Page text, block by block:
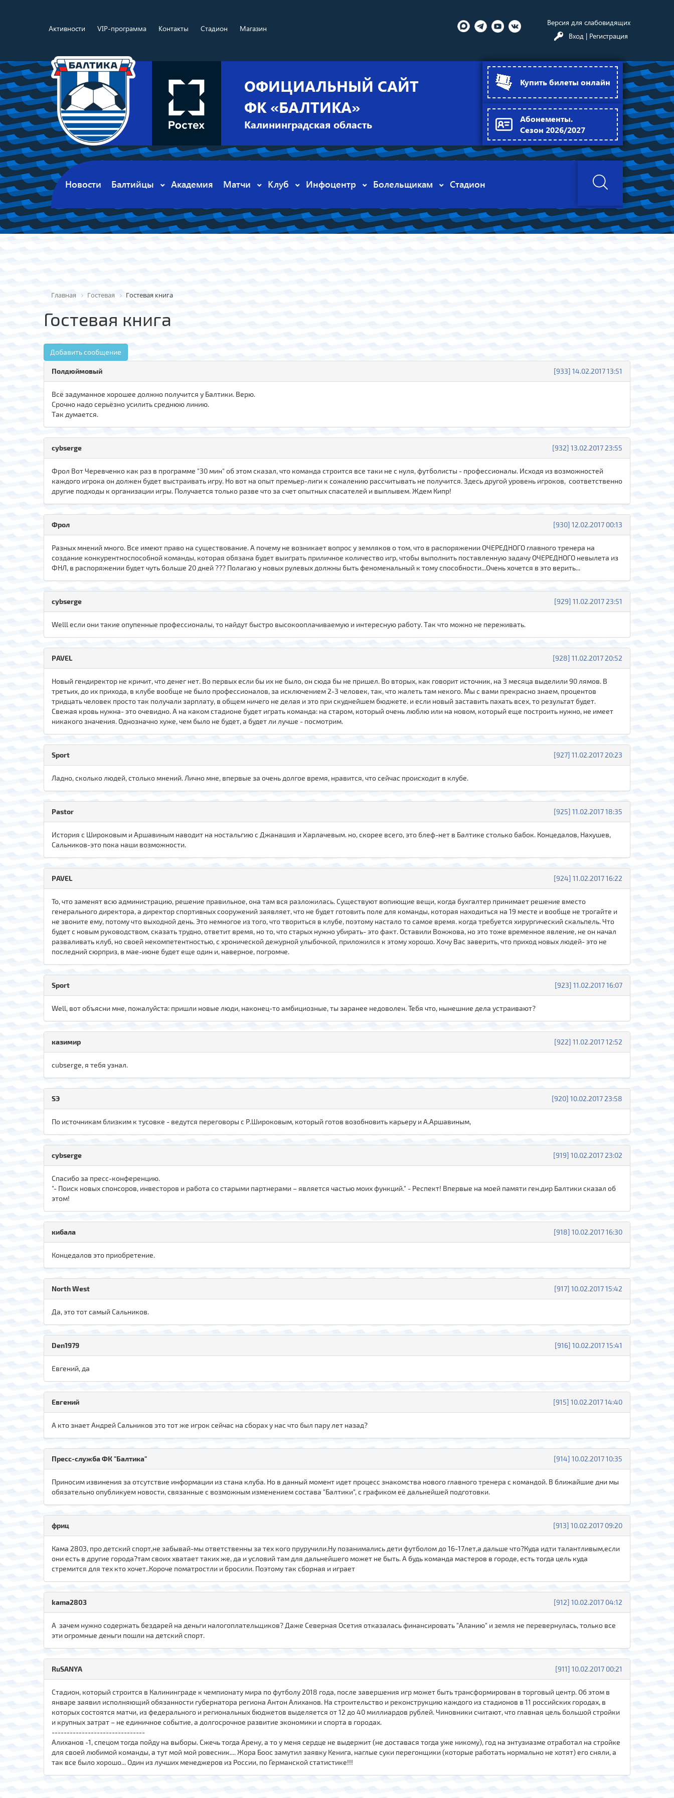
Активности VIP-программа Контакты Стадион Магазин
Версия для слабовидящих
Вход | Регистрация
ОФИЦИАЛЬНЫЙ САЙТ
ФК «БАЛТИКА»
Калининградская область
Купить билеты онлайн
Абонементы.
Сезон 2026/2027
Новости Балтийцы Академия Матчи Клуб Инфоцентр Болельщикам Стадион
Главная Гостевая Гостевая книга
Гостевая книга
Добавить сообщение
[933] 14.02.2017 13:51
Полдюймовый
Всё задуманное хорошее должно получится у Балтики. Верю.
Срочно надо серьёзно усилить среднюю линию.
Так думается.
[932] 13.02.2017 23:55
cybserge
Фрол Вот Черевченко как раз в программе "30 мин" об этом сказал, что команда строится все таки не с нуля, футболисты - профессионалы. Исходя из возможностей
каждого игрока он должен будет выстраивать игру. Но вот на опыт премьер-лиги к сожалению рассчитывать не получится. Здесь другой уровень игроков, соответственно
другие подходы к организации игры. Получается только разве что за счет опытных спасателей и выплывем. Ждем Кипр!
[930] 12.02.2017 00:13
Фрол
Разных мнений много. Все имеют право на существование. А почему не возникает вопрос у земляков о том, что в распоряжении ОЧЕРЕДНОГО главного тренера на
создание конкурентноспособной команды, которая обязана будет выиграть приличное количество игр, чтобы выполнить поставленную задачу ОЧЕРЕДНОГО невылета из
ФНЛ, в распоряжении будет чуть больше 20 дней ??? Полагаю у новых рулевых должны быть феноменальный к тому способности...Очень хочется в это верить...
[929] 11.02.2017 23:51
cybserge
Welll если они такие опупенные профессионалы, то найдут быстро высокооплачиваемую и интересную работу. Так что можно не переживать.
[928] 11.02.2017 20:52
PAVEL
Новый гендиректор не кричит, что денег нет. Во первых если бы их не было, он сюда бы не пришел. Во вторых, как говорит источник, на 3 месяца выделили 90 лямов. В
третьих, до их прихода, в клубе вообще не было профессионалов, за исключением 2-3 человек, так, что жалеть там некого. Мы с вами прекрасно знаем, процентов
тридцать человек просто так получали зарплату, в общем ничего не делая и это при скуднейшем бюджете. и если новый заставить пахать всех, то результат будет.
Свежая кровь нужна- это очевидно. А на каком стадионе будет играть команда: на старом, который очень люблю или на новом, который еще построить нужно, не имеет
никакого значения. Однозначно хуже, чем было не будет, а будет ли лучше - посмотрим.
[927] 11.02.2017 20:23
Sport
Ладно, сколько людей, столько мнений. Лично мне, впервые за очень долгое время, нравится, что сейчас происходит в клубе.
[925] 11.02.2017 18:35
Pastor
История с Широковым и Аршавиным наводит на ностальгию с Джанашия и Харлачевым. но, скорее всего, это блеф-нет в Балтике столько бабок. Концедалов, Нахушев,
Сальников-это пока наши возможности.
[924] 11.02.2017 16:22
PAVEL
То, что заменят всю администрацию, решение правильное, она там вся разложилась. Существуют вопиющие вещи, когда бухгалтер принимает решение вместо
генерального директора, а директор спортивных сооружений заявляет, что не будет готовить поле для команды, которая находиться на 19 месте и вообще не трогайте и
не звоните ему, потому что выходной день. Это немногое из того, что твориться в клубе, поэтому настало то самое время. когда требуется хирургический скальпель. Что
будет с новым руководством, сказать трудно, ответит время, но то, что старых нужно убирать- это факт. Оставили Вожжова, но это тоже временное явление, не он начал
разваливать клуб, но своей некомпетентностью, с хронической дежурной улыбочкой, приложился к этому хорошо. Хочу Вас заверить, что приход новых людей- это не
последний сюрприз, в мае-июне будет еще один и, наверное, погромче.
[923] 11.02.2017 16:07
Sport
Well, вот объясни мне, пожалуйста: пришли новые люди, наконец-то амбициозные, ты заранее недоволен. Тебя что, нынешние дела устраивают?
[922] 11.02.2017 12:52
казимир
cubserge, я тебя узнал.
[920] 10.02.2017 23:58
SЭ
По источникам близким к тусовке - ведутся переговоры с Р.Широковым, который готов возобновить карьеру и А.Аршавиным,
[919] 10.02.2017 23:02
cybserge
Спасибо за пресс-конференцию.
"- Поиск новых спонсоров, инвесторов и работа со старыми партнерами – является частью моих функций." - Респект! Впервые на моей памяти ген.дир Балтики сказал об
этом!
[918] 10.02.2017 16:30
кибала
Концедалов это приобретение.
[917] 10.02.2017 15:42
North West
Да, это тот самый Сальников.
[916] 10.02.2017 15:41
Den1979
Евгений, да
[915] 10.02.2017 14:40
Евгений
А кто знает Андрей Сальников это тот же игрок сейчас на сборах у нас что был пару лет назад?
[914] 10.02.2017 10:35
Пресс-служба ФК "Балтика"
Приносим извинения за отсутствие информации из стана клуба. Но в данный момент идет процесс знакомства нового главного тренера с командой. В ближайшие дни мы
обязательно опубликуем новости, связанные с возможным изменением состава "Балтики", с графиком её дальнейшей подготовки.
[913] 10.02.2017 09:20
фриц
Кама 2803, про детский спорт,не забывай-мы ответственны за тех кого пруручили.Ну позанимались дети футболом до 16-17лет,а дальше что?Куда идти талантливым,если
они есть в другие города?там своих хватает таких же, да и условий там для дальнейшего может не быть. А будь команда мастеров в городе, есть тогда цель куда
стремится для тех кто хочет..Короче поматростли и бросили. Поэтому так сборная и играет
[912] 10.02.2017 04:12
kama280З
А зачем нужно содержать бездарей на деньги налогоплательщиков? Даже Северная Осетия отказалась финансировать "Аланию" и земля не перевернулась, только все
эти огромные деньги пошли на детский спорт.
[911] 10.02.2017 00:21
RuSANYA
Стадион, который строится в Калининграде к чемпионату мира по футболу 2018 года, после завершения игр может быть трансформирован в торговый центр. Об этом в
январе заявил исполняющий обязанности губернатора региона Антон Алиханов. На строительство и реконструкцию каждого из стадионов в 11 российских городах, в
которых состоятся матчи, из федерального и региональных бюджетов выделяется от 12 до 40 миллиардов рублей. Чиновники считают, что главная цель большой стройки
и крупных затрат – не единичное событие, а долгосрочное развитие экономики и спорта в городах.
-------------------------------
Алиханов -1, спецом тогда пойду на выборы. Сжечь тогда Арену, а то у меня сердце не выдержит (не доставася тогда уже никому), год на энтузиазме отработал на стройке
для своей любимой команды, а тут мой мой ровесник.... Жора Боос замутил заявку Кенига, наглые суки перегонщики (которые работать нормально не хотят) его сняли, а
так все было хорошо... Один из лучших менеджеров из России, по Германской статистике!!!